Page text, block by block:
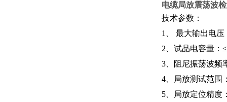
电缆局放震荡波
技术参数：
1、 最大输
2、试品电容量：
3、阻尼振荡
4、局放测试范围
5、局放定